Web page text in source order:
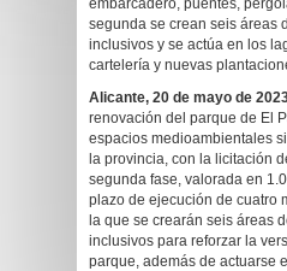
embarcadero, puentes,
segunda se crean seis áreas
inclusivos y se actúa en los
cartelería y nuevas
Alicante, 20 de mayo de
renovación del parque de El
espacios medioambientales
la provincia, con la licitación
segunda fase, valorada en
plazo de ejecución de cuatro
la que se crearán seis áreas
inclusivos para reforzar la
parque, además de actuarse